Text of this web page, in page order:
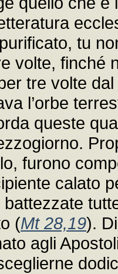
tu
volte, finché
tre volte
l’orbe
queste
furono
calato
(Mt 28,19).
agli